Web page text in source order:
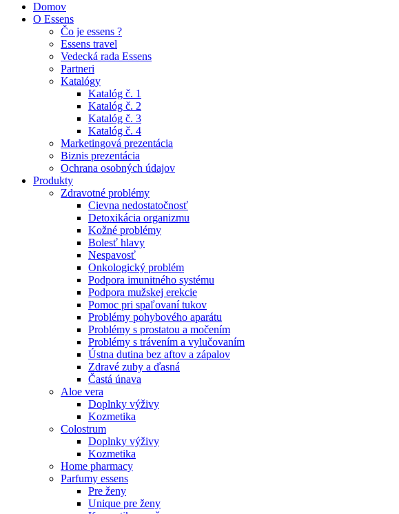
Domov
O Essens
Čo je essens ?
Essens travel
Vedecká rada Essens
Partneri
Katalógy
Katalóg č. 1
Katalóg č. 2
Katalóg č. 3
Katalóg č. 4
Marketingová prezentácia
Biznis prezentácia
Ochrana osobných údajov
Produkty
Zdravotné problémy
Cievna nedostatočnosť
Detoxikácia organizmu
Kožné problémy
Bolesť hlavy
Nespavosť
Onkologický problém
Podpora imunitného systému
Podpora mužskej erekcie
Pomoc pri spaľovaní tukov
Problémy pohybového aparátu
Problémy s prostatou a močením
Problémy s trávením a vylučovaním
Ústna dutina bez aftov a zápalov
Zdravé zuby a ďasná
Častá únava
Aloe vera
Doplnky výživy
Kozmetika
Colostrum
Doplnky výživy
Kozmetika
Home pharmacy
Parfumy essens
Pre ženy
Unique pre ženy